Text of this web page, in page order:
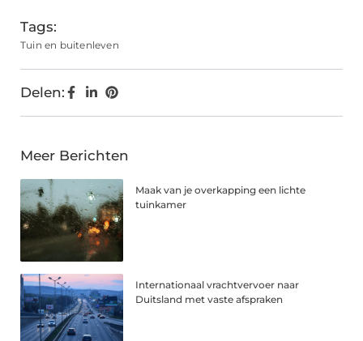
Tags:
Tuin en buitenleven
Delen:
Meer Berichten
Maak van je overkapping een lichte
tuinkamer
Internationaal vrachtvervoer naar
Duitsland met vaste afspraken